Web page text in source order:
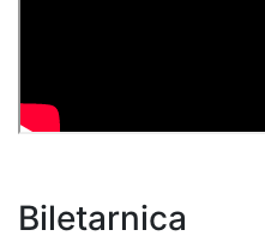
Biletarnica